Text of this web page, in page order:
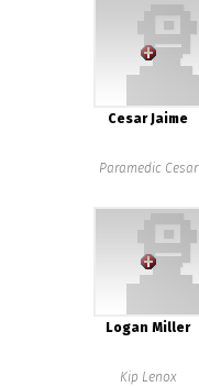
Cesar Jaime
Paramedic Cesar
Logan Miller
Kip Lenox